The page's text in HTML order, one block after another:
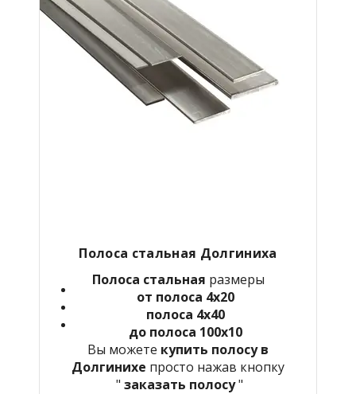
Полоса стальная Долгиниха
Полоса стальная размеры
от полоса 4х20
полоса 4х40
до полоса 100х10
Вы можете купить полосу в
Долгинихе просто нажав кнопку
" заказать полосу"